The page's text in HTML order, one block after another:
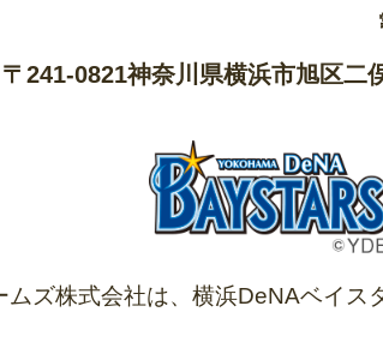
〒241-0821神奈川県横浜市旭区二
ズ株式会社は、 横浜DeNAベイス